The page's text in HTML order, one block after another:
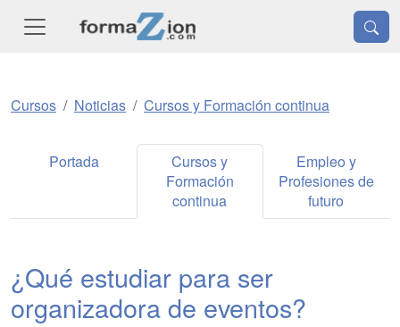
Cursos Noticias Cursos y Formación continua
Portada
Cursos y
Formación
continua
Empleo y
Profesiones de
futuro
¿Qué estudiar para ser
organizadora de eventos?